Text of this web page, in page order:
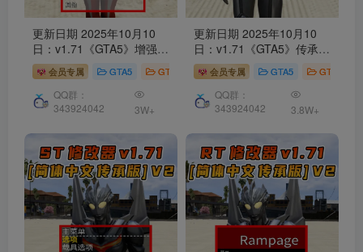
更新日期 2025年10月10
日：v1.71《GTA5》增强版
Native Trainer
[简
体汉化] V2
会员专属 GTA5 GTA5 工具
QQ群：
343924042
3W+
更新日期 2025年10月10
日：v1.71《GTA5》传承版
分享6个修改器
[ ST – RT –
NT – QV – MY – NET ] 改
键版 [简体汉化] V2
会员专属 GTA5 GTA5 工具
QQ群：
343924042
3.8W+